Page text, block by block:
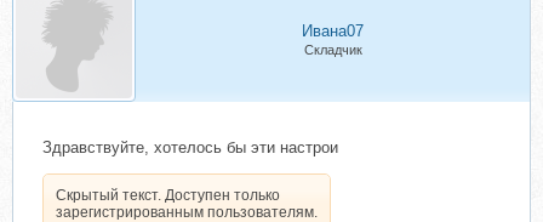
Ивана07
Складчик
Здравствуйте, хотелось бы эти настрои
Скрытый текст. Доступен только
зарегистрированным пользователям.